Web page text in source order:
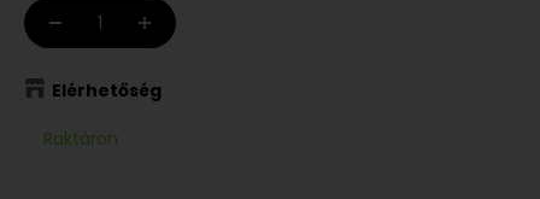
Elérhetőség
Raktáron